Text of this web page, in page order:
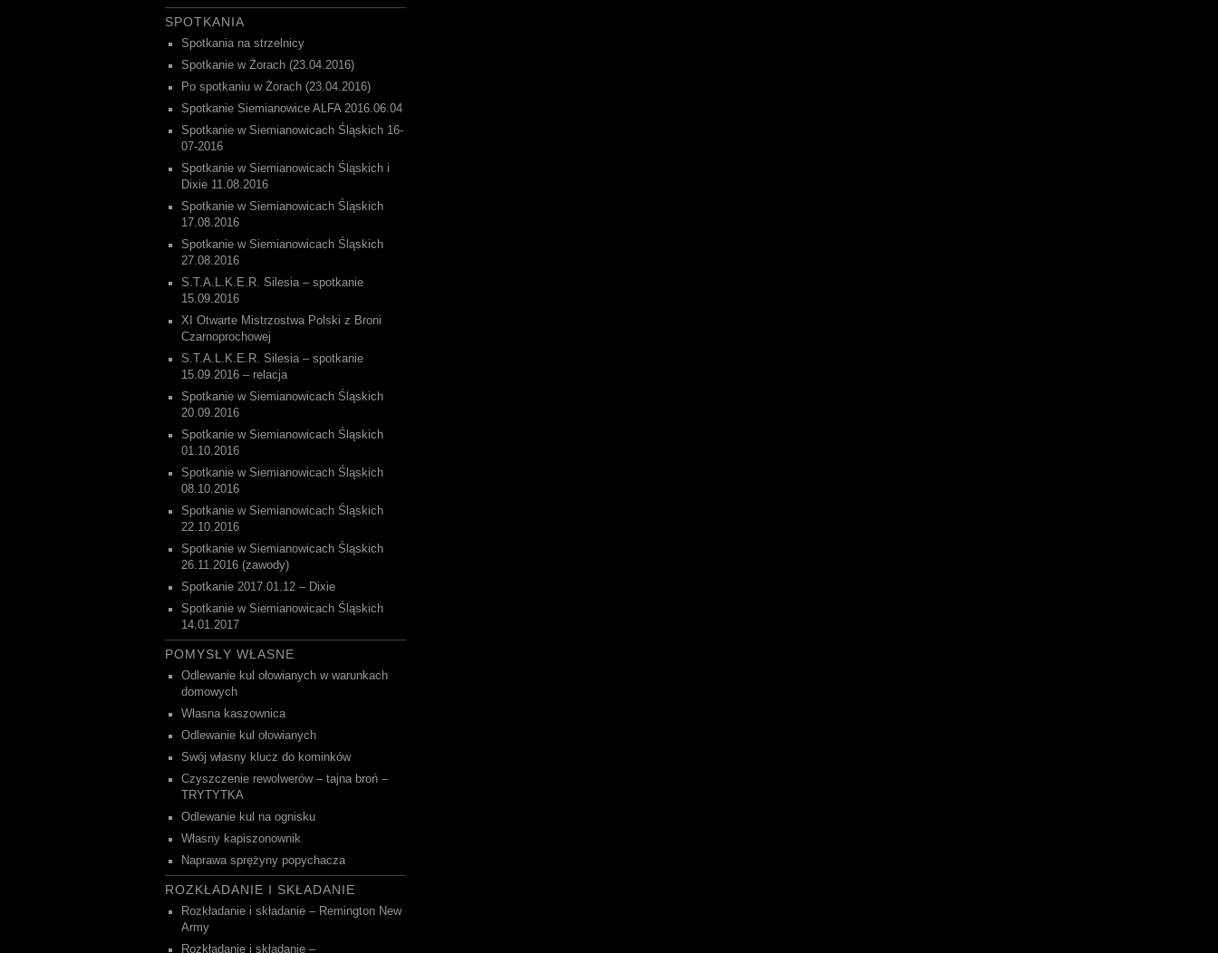
SPOTKANIA
Spotkania na strzelnicy
Spotkanie w Żorach (23.04.2016)
Po spotkaniu w Żorach (23.04.2016)
Spotkanie Siemianowice ALFA 2016.06.04
Spotkanie w Siemianowicach Śląskich 16-
07-2016
Spotkanie w Siemianowicach Śląskich i
Dixie 11.08.2016
Spotkanie w Siemianowicach Śląskich
17.08.2016
Spotkanie w Siemianowicach Śląskich
27.08.2016
S.T.A.L.K.E.R. Silesia – spotkanie
15.09.2016
XI Otwarte Mistrzostwa Polski z Broni
Czarnoprochowej
S.T.A.L.K.E.R. Silesia – spotkanie
15.09.2016 – relacja
Spotkanie w Siemianowicach Śląskich
20.09.2016
Spotkanie w Siemianowicach Śląskich
01.10.2016
Spotkanie w Siemianowicach Śląskich
08.10.2016
Spotkanie w Siemianowicach Śląskich
22.10.2016
Spotkanie w Siemianowicach Śląskich
26.11.2016 (zawody)
Spotkanie 2017.01.12 – Dixie
Spotkanie w Siemianowicach Śląskich
14.01.2017
POMYSŁY WŁASNE
Odlewanie kul ołowianych w warunkach
domowych
Własna kaszownica
Odlewanie kul ołowianych
Swój własny klucz do kominków
Czyszczenie rewolwerów – tajna broń –
TRYTYTKA
Odlewanie kul na ognisku
Własny kapiszonownik
Naprawa sprężyny popychacza
ROZKŁADANIE I SKŁADANIE
Rozkładanie i składanie – Remington New
Army
Rozkładanie i składanie –